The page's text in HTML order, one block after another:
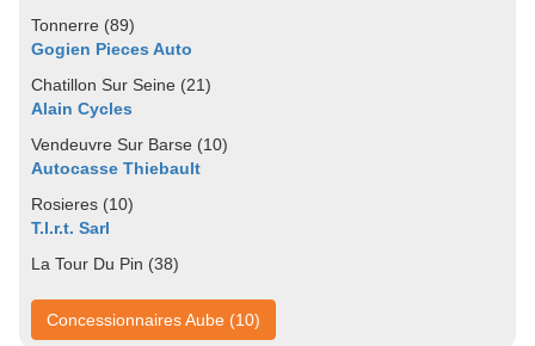
Tonnerre (89)
Gogien Pieces Auto
Chatillon Sur Seine (21)
Alain Cycles
Vendeuvre Sur Barse (10)
Autocasse Thiebault
Rosieres (10)
T.l.r.t. Sarl
La Tour Du Pin (38)
Concessionnaires Aube (10)